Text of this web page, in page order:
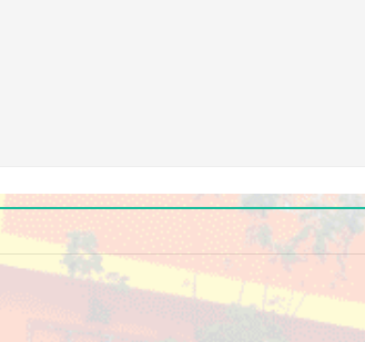
Bimbingan Karir di Sekolah...